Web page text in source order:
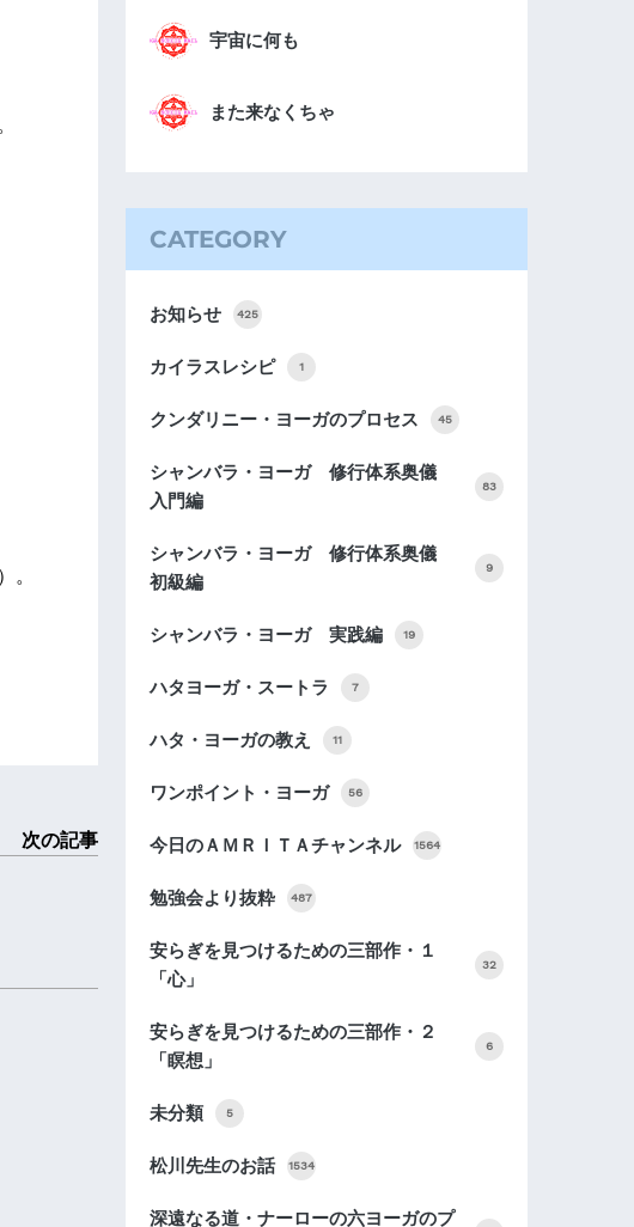
。
次の記事
宇宙に何も
また来なくちゃ
CATEGORY
お知らせ 425
カイラスレシピ 1
クンダリニー・ヨーガのプロセス 45
シャンバラ・ヨーガ 修行体系奥儀
入門編
83
シャンバラ・ヨーガ 修行体系奥儀
初級編
9
シャンバラ・ヨーガ 実践編 19
ハタヨーガ・スートラ 7
ハタ・ヨーガの教え 11
ワンポイント・ヨーガ 56
今日のＡＭＲＩＴＡチャンネル 1564
勉強会より抜粋 487
安らぎを見つけるための三部作・１
「心」
32
安らぎを見つけるための三部作・２
「瞑想」
6
未分類 5
松川先生のお話 1534
深遠なる道・ナーローの六ヨーガのプ